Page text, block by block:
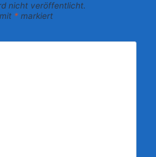
nicht veröffentlicht.
* markiert